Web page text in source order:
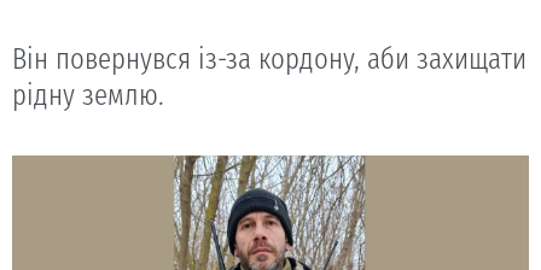
Він повернувся із-за кордону, аби захищати
рідну землю.